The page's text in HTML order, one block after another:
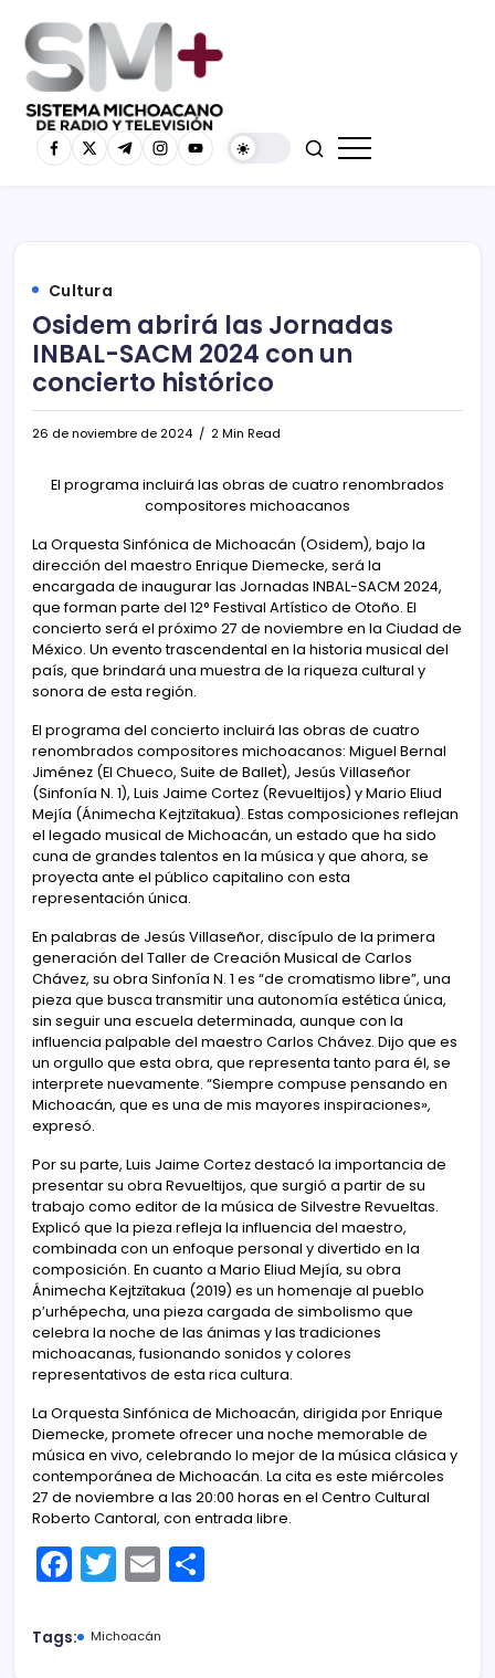
Cultura
Osidem abrirá las Jornadas
INBAL-SACM 2024 con un
concierto histórico
26 de noviembre de 2024 2 Min Read
El programa incluirá las obras de cuatro renombrados
compositores michoacanos
La Orquesta Sinfónica de Michoacán (Osidem), bajo la
dirección del maestro Enrique Diemecke, será la
encargada de inaugurar las Jornadas INBAL-SACM 2024,
que forman parte del 12° Festival Artístico de Otoño. El
concierto será el próximo 27 de noviembre en la Ciudad de
México. Un evento trascendental en la historia musical del
país, que brindará una muestra de la riqueza cultural y
sonora de esta región.
El programa del concierto incluirá las obras de cuatro
renombrados compositores michoacanos: Miguel Bernal
Jiménez (El Chueco, Suite de Ballet), Jesús Villaseñor
(Sinfonía N. 1), Luis Jaime Cortez (Revueltijos) y Mario Eliud
Mejía (Ánimecha Kejtzïtakua). Estas composiciones reflejan
el legado musical de Michoacán, un estado que ha sido
cuna de grandes talentos en la música y que ahora, se
proyecta ante el público capitalino con esta
representación única.
En palabras de Jesús Villaseñor, discípulo de la primera
generación del Taller de Creación Musical de Carlos
Chávez, su obra Sinfonía N. 1 es “de cromatismo libre”, una
pieza que busca transmitir una autonomía estética única,
sin seguir una escuela determinada, aunque con la
influencia palpable del maestro Carlos Chávez. Dijo que es
un orgullo que esta obra, que representa tanto para él, se
interprete nuevamente. “Siempre compuse pensando en
Michoacán, que es una de mis mayores inspiraciones»,
expresó.
Por su parte, Luis Jaime Cortez destacó la importancia de
presentar su obra Revueltijos, que surgió a partir de su
trabajo como editor de la música de Silvestre Revueltas.
Explicó que la pieza refleja la influencia del maestro,
combinada con un enfoque personal y divertido en la
composición. En cuanto a Mario Eliud Mejía, su obra
Ánimecha Kejtzïtakua (2019) es un homenaje al pueblo
p’urhépecha, una pieza cargada de simbolismo que
celebra la noche de las ánimas y las tradiciones
michoacanas, fusionando sonidos y colores
representativos de esta rica cultura.
La Orquesta Sinfónica de Michoacán, dirigida por Enrique
Diemecke, promete ofrecer una noche memorable de
música en vivo, celebrando lo mejor de la música clásica y
contemporánea de Michoacán. La cita es este miércoles
27 de noviembre a las 20:00 horas en el Centro Cultural
Roberto Cantoral, con entrada libre.
F
a
c
T
w
itt
E
m
Tags: Michoacán